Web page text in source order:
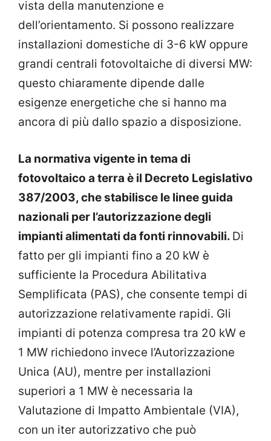
vista della manutenzione e
dell’orientamento. Si possono realizzare
installazioni domestiche di 3-6 kW oppure
grandi centrali fotovoltaiche di diversi MW:
questo chiaramente dipende dalle
esigenze energetiche che si hanno ma
ancora di più dallo spazio a disposizione.
La normativa vigente in tema di
fotovoltaico a terra è il Decreto Legislativo
387/2003, che stabilisce le linee guida
nazionali per l’autorizzazione degli
impianti alimentati da fonti rinnovabili. Di
fatto per gli impianti fino a 20 kW è
sufficiente la Procedura Abilitativa
Semplificata (PAS), che consente tempi di
autorizzazione relativamente rapidi. Gli
impianti di potenza compresa tra 20 kW e
1 MW richiedono invece l’Autorizzazione
Unica (AU), mentre per installazioni
superiori a 1 MW è necessaria la
Valutazione di Impatto Ambientale (VIA),
con un iter autorizzativo che può